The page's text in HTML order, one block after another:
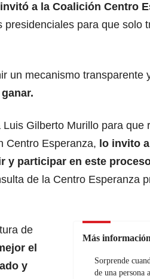
a la Coalición Centro
para que solo
un mecanismo transparente
Gilberto Murillo para que
Centro Esperanza, lo invito
y participar en este
de la Centro Esperanza
Más información
Sorprende
de una
de
el
y